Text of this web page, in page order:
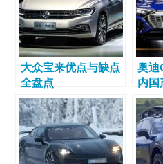
大众宝来优点与缺点
全盘点
奥迪
内国